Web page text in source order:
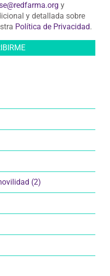
y
y detallada sobre
Política de Privacidad.
(2)